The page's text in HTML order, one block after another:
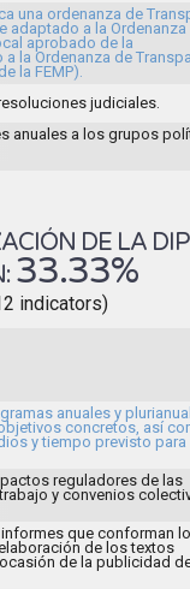
una ordenanza de
adaptado a la Ordenanza
aprobado de la
a la Ordenanza de
la FEMP).
judiciales.
anuales a los grupos
DE LA
33.33%
indicators)
anuales y
concretos, así
y tiempo previsto para
reguladores de las
y convenios
que conforman
de los textos
de la publicidad